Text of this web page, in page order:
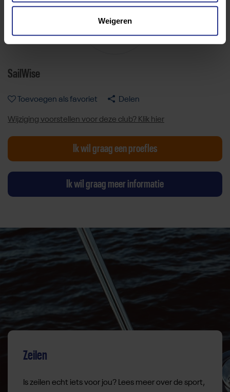
Weigeren
SailWise
Toevoegen als favoriet Delen
Wijziging voorstellen voor deze club? Klik hier
Ik wil graag een proefles
Ik wil graag meer informatie
Zeilen
Is zeilen echt iets voor jou? Lees meer over de sport,